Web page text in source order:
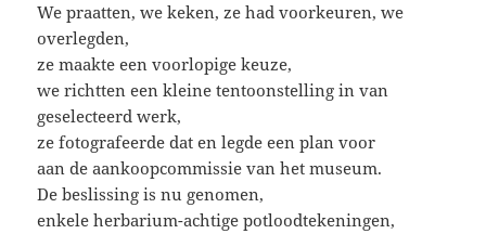
We praatten, we keken, ze had voorkeuren, we
overlegden,
ze maakte een voorlopige keuze,
we richtten een kleine tentoonstelling in van
geselecteerd werk,
ze fotografeerde dat en legde een plan voor
aan de aankoopcommissie van het museum.
De beslissing is nu genomen,
enkele herbarium-achtige potloodtekeningen,